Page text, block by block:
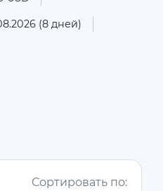
(8 дней)
Сортировать по: